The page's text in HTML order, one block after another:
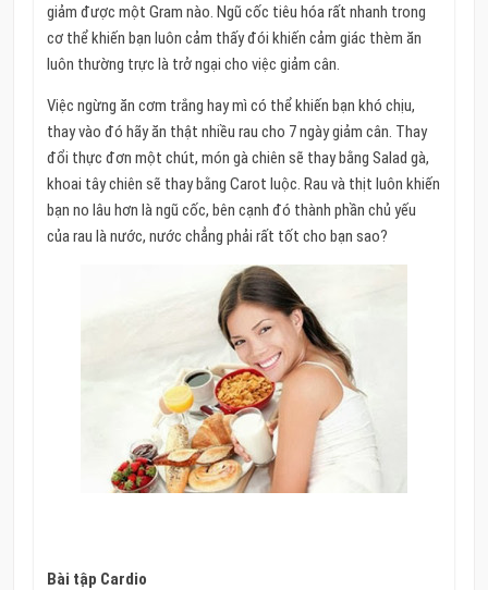
giảm được một Gram nào. Ngũ cốc tiêu hóa rất nhanh trong
cơ thể khiến bạn luôn cảm thấy đói khiến cảm giác thèm ăn
luôn thường trực là trở ngại cho việc giảm cân.
Việc ngừng ăn cơm trắng hay mì có thể khiến bạn khó chịu,
thay vào đó hãy ăn thật nhiều rau cho 7 ngày giảm cân. Thay
đổi thực đơn một chút, món gà chiên sẽ thay bằng Salad gà,
khoai tây chiên sẽ thay bằng Carot luộc. Rau và thịt luôn khiến
bạn no lâu hơn là ngũ cốc, bên cạnh đó thành phần chủ yếu
của rau là nước, nước chẳng phải rất tốt cho bạn sao?
Bài tập Cardio